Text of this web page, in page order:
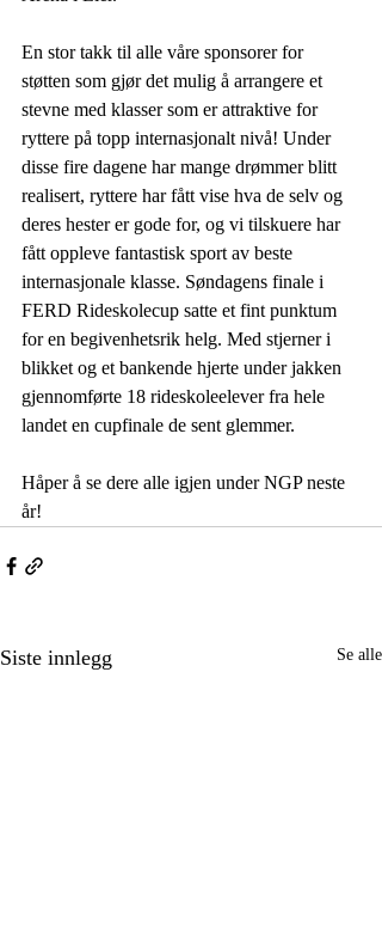
En stor takk til alle våre sponsorer for
støtten som gjør det mulig å arrangere et
stevne med klasser som er attraktive for
ryttere på topp internasjonalt nivå! Under
disse fire dagene har mange drømmer blitt
realisert, ryttere har fått vise hva de selv og
deres hester er gode for, og vi tilskuere har
fått oppleve fantastisk sport av beste
internasjonale klasse. Søndagens finale i
FERD Rideskolecup satte et fint punktum
for en begivenhetsrik helg. Med stjerner i
blikket og et bankende hjerte under jakken
gjennomførte 18 rideskoleelever fra hele
landet en cupfinale de sent glemmer.
Håper å se dere alle igjen under NGP neste
år!
Siste innlegg Se alle